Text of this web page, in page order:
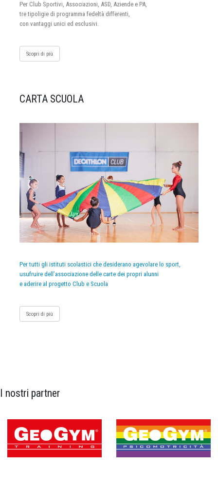
Per Club Sportivi, Associazioni, ASD, Aziende e PA,
tre tipoligie di programma fedeltà differenti,
con vantaggi unici ed esclusivi.
Scopri di più
CARTA SCUOLA
Per tutti gli istituti scolastici che desiderano agevolare lo sport,
usufruire dell’associazione delle carte dei propri alunni
e aderire al progetto Club e Scuola
Scopri di più
I nostri partner